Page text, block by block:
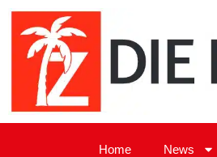
Home News